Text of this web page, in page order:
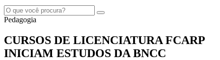
Pedagogia
CURSOS DE LICENCIATURA FCARP
INICIAM ESTUDOS DA BNCC